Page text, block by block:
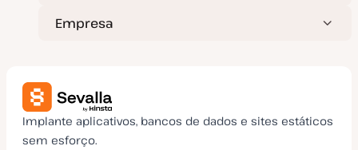
Empresa
Implante aplicativos, bancos de dados e sites estáticos
sem esforço.